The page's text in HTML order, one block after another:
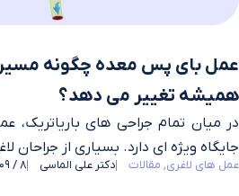
عمل بای پس معده چگونه مسیر
همیشه تغییر می دهد؟
در میان تمام جراحی های
جایگاه ویژه ای دارد. بسیاری از جراحان
عمل های لاغری مقالات دکتر علی الماسی 8 / 09 / 1404